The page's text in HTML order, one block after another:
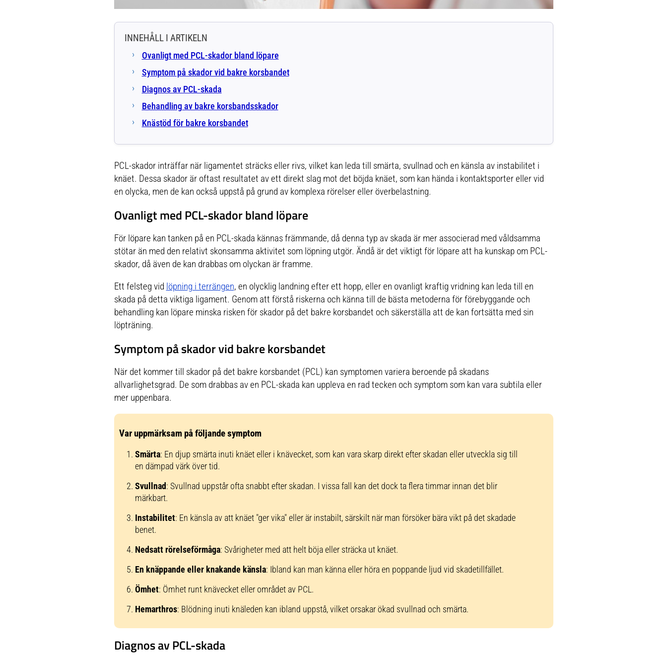
INNEHÅLL I ARTIKELN
Ovanligt med PCL-skador bland löpare
Symptom på skador vid bakre korsbandet
Diagnos av PCL-skada
Behandling av bakre korsbandsskador
Knästöd för bakre korsbandet
PCL-skador inträffar när ligamentet sträcks eller rivs, vilket kan leda till smärta, svullnad och en känsla av instabilitet i
knäet. Dessa skador är oftast resultatet av ett direkt slag mot det böjda knäet, som kan hända i kontaktsporter eller vid
en olycka, men de kan också uppstå på grund av komplexa rörelser eller överbelastning.
Ovanligt med PCL-skador bland löpare
För löpare kan tanken på en PCL-skada kännas främmande, då denna typ av skada är mer associerad med våldsamma
stötar än med den relativt skonsamma aktivitet som löpning utgör. Ändå är det viktigt för löpare att ha kunskap om PCL-
skador, då även de kan drabbas om olyckan är framme.
Ett felsteg vid löpning i terrängen, en olycklig landning efter ett hopp, eller en ovanligt kraftig vridning kan leda till en
skada på detta viktiga ligament. Genom att förstå riskerna och känna till de bästa metoderna för förebyggande och
behandling kan löpare minska risken för skador på det bakre korsbandet och säkerställa att de kan fortsätta med sin
löpträning.
Symptom på skador vid bakre korsbandet
När det kommer till skador på det bakre korsbandet (PCL) kan symptomen variera beroende på skadans
allvarlighetsgrad. De som drabbas av en PCL-skada kan uppleva en rad tecken och symptom som kan vara subtila eller
mer uppenbara.
Var uppmärksam på följande symptom
Smärta: En djup smärta inuti knäet eller i knävecket, som kan vara skarp direkt efter skadan eller utveckla sig till
en dämpad värk över tid.
Svullnad : Svullnad uppstår ofta snabbt efter skadan. I vissa fall kan det dock ta flera timmar innan det blir
märkbart.
Instabilitet: En känsla av att knäet "ger vika" eller är instabilt, särskilt när man försöker bära vikt på det skadade
benet.
Nedsatt rörelseförmåga: Svårigheter med att helt böja eller sträcka ut knäet.
En knäppande eller knakande känsla: Ibland kan man känna eller höra en poppande ljud vid skadetillfället.
Ömhet: Ömhet runt knävecket eller området av PCL.
Hemarthros: Blödning inuti knäleden kan ibland uppstå, vilket orsakar ökad svullnad och smärta.
Diagnos av PCL-skada